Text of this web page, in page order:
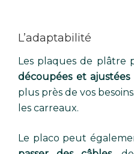
L’adaptabilité
Les plaques de plâtre
découpées et ajustées
plus près de vos
les carreaux.
Le placo peut